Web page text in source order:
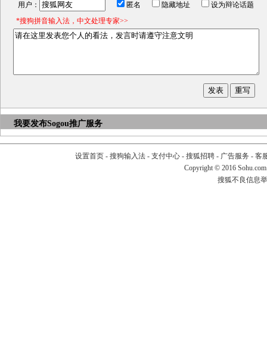
用户： 匿名 隐藏地址
设为辩论话题
*搜狗拼音输入法，中文处理专家>>
我要发布Sogou推广服务
设置首页- 搜狗输入法- 支付中心- 搜狐招聘- 广告服务 - 客
Copyright © 2016
搜狐不良信息